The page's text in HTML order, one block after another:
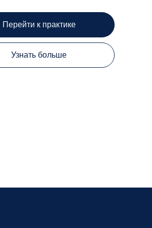
Перейти к практике
Узнать больше